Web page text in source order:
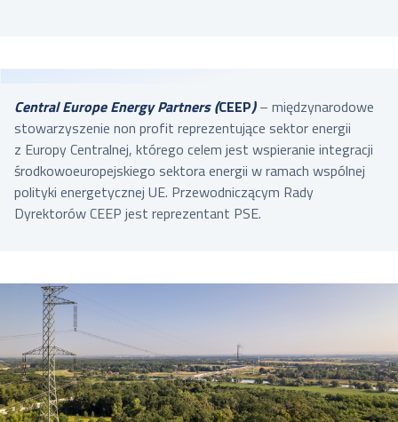
Central Europe Energy Partners (CEEP)– międzynarodowe
stowarzyszenie non profit reprezentujące sektor energii
z Europy Centralnej, którego celem jest wspieranie integracji
środkowoeuropejskiego sektora energii w ramach wspólnej
polityki energetycznej UE. Przewodniczącym Rady
Dyrektorów CEEP jest reprezentant PSE.